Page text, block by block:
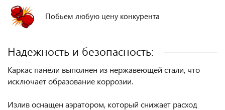
Побьем любую цену конкурента
Надежность и безопасность:
Каркас панели выполнен из нержавеющей стали, что
исключает образование коррозии.
Излив оснащен аэратором, который снижает расход